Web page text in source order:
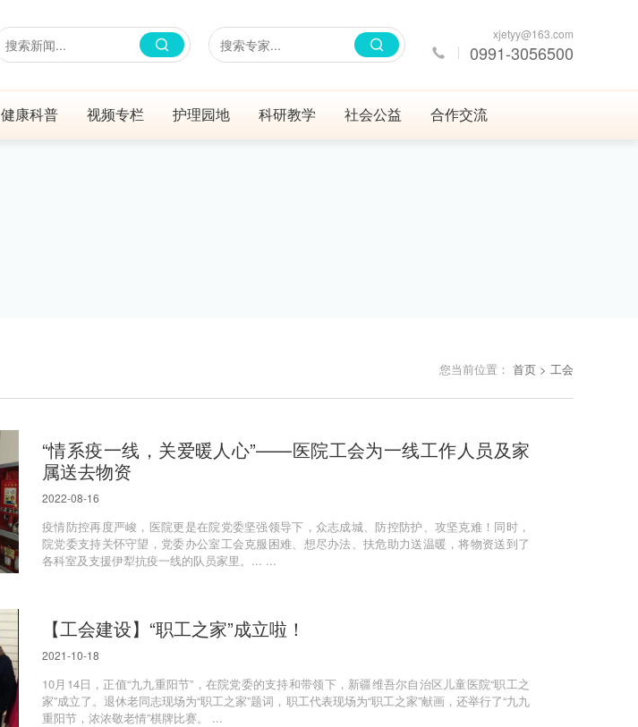
xjetyy@163.com
0991-3056500
健康科普 视频专栏 护理园地 科研教学 社会公益 合作交流
您当前位置： 首页 > 工会
“情系疫一线，关爱暖人心”——医院工会为一线工作人员及家
属送去物资
2022-08-16
疫情防控再度严峻，医院更是在院党委坚强领导下，众志成城、防控防护、攻坚克难！同时，
院党委支持关怀守望，党委办公室工会克服困难、想尽办法、扶危助力送温暖，将物资送到了
各科室及支援伊犁抗疫一线的队员家里。... ...
【工会建设】“职工之家”成立啦！
2021-10-18
10月14日，正值“九九重阳节”，在院党委的支持和带领下，新疆维吾尔自治区儿童医院“职工之
家”成立了。退休老同志现场为“职工之家”题词，职工代表现场为“职工之家”献画，还举行了“九九
重阳节，浓浓敬老情”棋牌比赛。 ...